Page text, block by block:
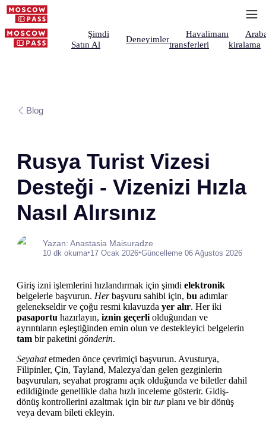
Şimdi
Satın Al
Deneyimler
Havalimanı
transferleri
kiralama
Blog
Rusya Turist Vizesi
Desteği - Vizenizi Hızla
Nasıl Alırsınız
Yazan: Anastasia Maisuradze
10 dk okuma•17 Ocak 2026•Güncelleme 06 Ağustos 2026
Giriş izni işlemlerini hızlandırmak için şimdi elektronik
belgelerle başvurun. Herbaşvuru sahibi için, bu adımlar
gelenekseldir ve çoğu resmi kılavuzda yer alır. Her iki
pasaportu hazırlayın, iznin geçerli olduğundan ve
ayrıntıların eşleştiğinden emin olun ve destekleyici belgelerin
tam bir paketini gönderin.
Seyahatetmeden önce çevrimiçi başvurun. Avusturya,
Filipinler, Çin, Tayland, Malezya'dan gelen gezginlerin
başvuruları, seyahat programı açık olduğunda ve biletler dahil
edildiğinde genellikle daha hızlı inceleme gösterir. Gidiş-
dönüş kontrollerini azaltmak için birturplanı ve bir dönüş
veya devam bileti ekleyin.